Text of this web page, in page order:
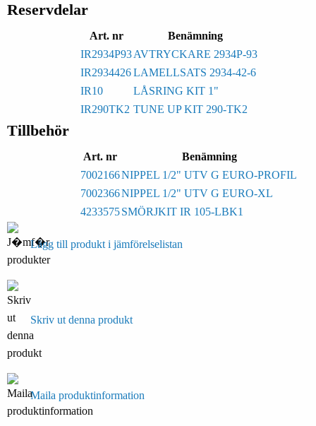
Reservdelar
Art. nr
Benämning
IR2934P93AVTRYCKARE 2934P-93
IR2934426LAMELLSATS 2934-42-6
IR10
LÅSRING KIT 1"
IR290TK2 TUNE UP KIT 290-TK2
Tillbehör
Art. nr
Benämning
7002166NIPPEL 1/2" UTV G EURO-PROFIL
7002366NIPPEL 1/2" UTV G EURO-XL
4233575SMÖRJKIT IR 105-LBK1
Lägg till produkt i jämförelselistan
Skriv ut denna produkt
Maila produktinformation